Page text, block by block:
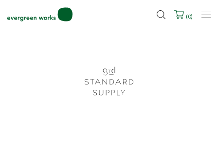
2027年ご入学用ランドセル受注会スケジュール
(0)